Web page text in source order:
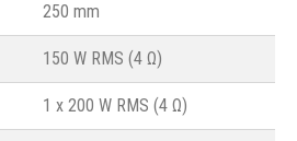
250 mm
150 W RMS (4 Ω)
1 x 200 W RMS (4 Ω)